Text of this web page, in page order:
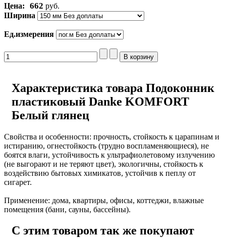
Цена:
662 руб.
Ширина
Ед.измерения
Характеристика товара Подоконник
пластиковый Danke KOMFORT
Белый глянец
Свойства и особенности: прочность, стойкость к царапинам и
истиранию, огнестойкость (трудно воспламеняющиеся), не
боятся влаги, устойчивость к ультрафиолетовому излучению
(не выгорают и не теряют цвет), экологичны, cтойкость к
воздействию бытовых химикатов, устойчив к пеплу от
сигарет.
Применение: дома, квартиры, офисы, коттеджи, влажные
помещения (бани, сауны, бассейны).
С этим товаром так же покупают